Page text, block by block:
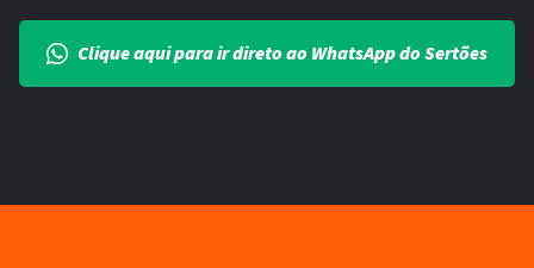
Clique aqui para ir direto ao WhatsApp do Sertões